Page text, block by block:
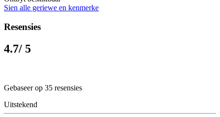
Sien alle geriewe en kenmerke
Resensies
4.7/ 5
Gebaseer op 35 resensies
Uitstekend